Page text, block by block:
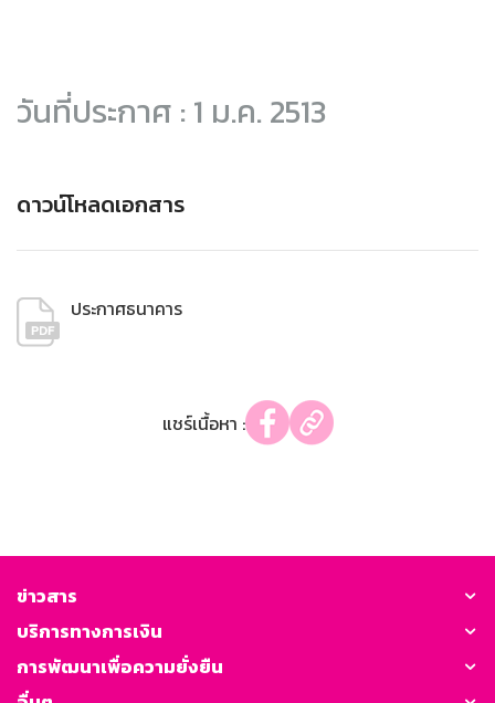
วันที่ประกาศ : 1 ม.ค. 2513
ดาวน์โหลดเอกสาร
ประกาศธนาคาร
แชร์เนื้อหา :
ข่าวสาร
บริการทางการเงิน
การพัฒนาเพื่อความยั่งยืน